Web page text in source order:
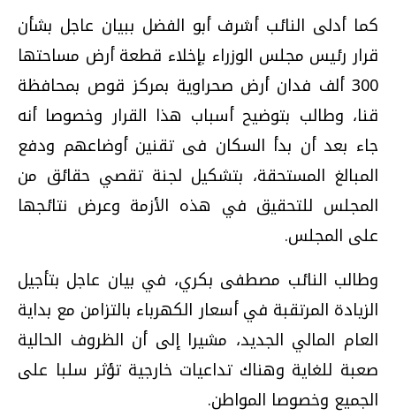
كما أدلى النائب أشرف أبو الفضل ببيان عاجل بشأن
قرار رئيس مجلس الوزراء بإخلاء قطعة أرض مساحتها
300 ألف فدان أرض صحراوية بمركز قوص بمحافظة
قنا، وطالب بتوضيح أسباب هذا القرار وخصوصا أنه
جاء بعد أن بدأ السكان فى تقنين أوضاعهم ودفع
المبالغ المستحقة، بتشكيل لجنة تقصي حقائق من
المجلس للتحقيق في هذه الأزمة وعرض نتائجها
على المجلس.
وطالب النائب مصطفى بكري، في بيان عاجل بتأجيل
الزيادة المرتقبة في أسعار الكهرباء بالتزامن مع بداية
العام المالي الجديد، مشيرا إلى أن الظروف الحالية
صعبة للغاية وهناك تداعيات خارجية تؤثر سلبا على
الجميع وخصوصا المواطن.